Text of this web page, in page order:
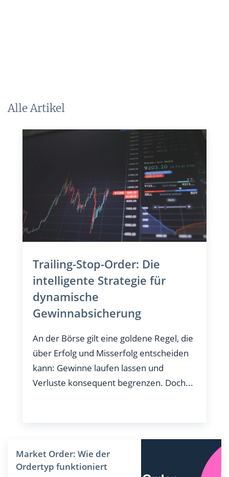
Alle Artikel
Trailing-Stop-Order: Die
intelligente Strategie für
dynamische
Gewinnabsicherung
An der Börse gilt eine goldene Regel, die
über Erfolg und Misserfolg entscheiden
kann: Gewinne laufen lassen und
Verluste konsequent begrenzen. Doch...
Market Order: Wie der
Ordertyp funktioniert